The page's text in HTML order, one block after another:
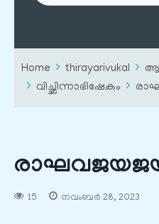
Home thirayarivukal
വിച്ഛിന്നാഭിഷേകം
15 നവംബർ 28, 2023